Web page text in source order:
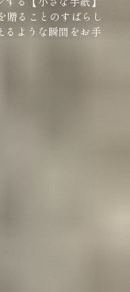
贈ることのすばらし
るような瞬間をお手